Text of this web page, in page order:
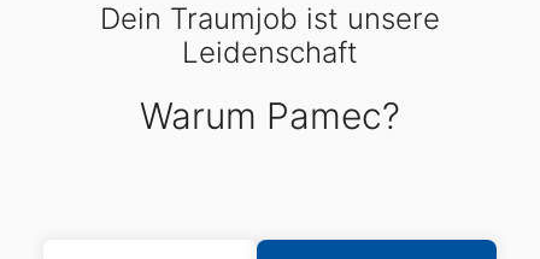
Dein Traumjob ist unsere
Leidenschaft
Warum Pamec?